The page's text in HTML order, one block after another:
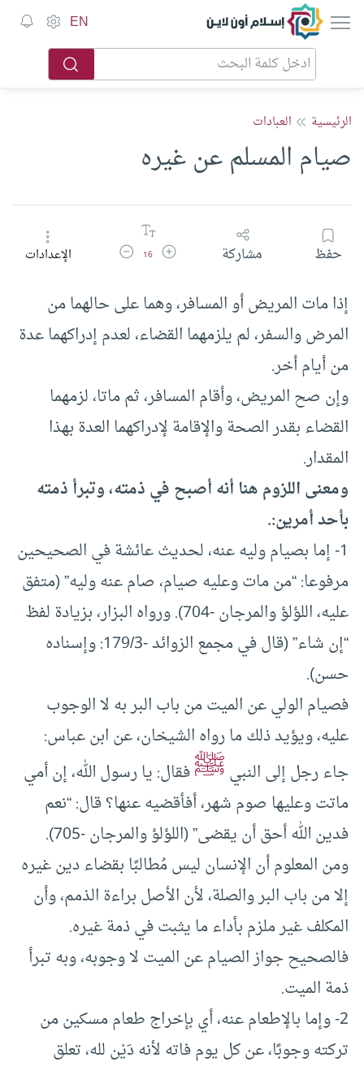
إسلام أون لاين EN
الرئيسية العبادات
صيام المسلم عن غيره
حفظ مشاركة زيادة حجم الخط
16 تقليل حجم الخطالإعدادات
إذا مات المريض أو المسافر، وهما على حالهما من
المرض والسفر، لم يلزمهما القضاء، لعدم إدراكهما عدة
من أيام أخر.
وإن صح المريض، وأقام المسافر، ثم ماتا، لزمهما
القضاء بقدر الصحة والإقامة لإدراكهما العدة بهذا
المقدار.
ومعنى اللزوم هنا أنه أصبح في ذمته، وتبرأ ذمته
بأحد أمرين:.
1- إما بصيام وليه عنه، لحديث عائشة في الصحيحين
مرفوعا: “من مات وعليه صيام، صام عنه وليه” (متفق
عليه، اللؤلؤ والمرجان -704). ورواه البزار، بزيادة لفظ
“إن شاء” (قال في مجمع الزوائد -179/3: وإسناده
حسن).
فصيام الولي عن الميت من باب البر به لا الوجوب
عليه، ويؤيد ذلك ما رواه الشيخان، عن ابن عباس:
جاء رجل إلى النبيﷺفقال: يا رسول الله، إن أمي
ماتت وعليها صوم شهر، أفأقضيه عنها؟ قال: “نعم
فدين الله أحق أن يقضى” (اللؤلؤ والمرجان -705).
ومن المعلوم أن الإنسان ليس مُطالبًا بقضاء دين غيره
إلا من باب البر والصلة، لأن الأصل براءة الذمم، وأن
المكلف غير ملزم بأداء ما يثبت في ذمة غيره.
فالصحيح جواز الصيام عن الميت لا وجوبه، وبه تبرأ
ذمة الميت.
2- وإما بالإطعام عنه، أي بإخراج طعام مسكين من
تركته وجوبًا، عن كل يوم فاته لأنه دَيْن لله، تعلق